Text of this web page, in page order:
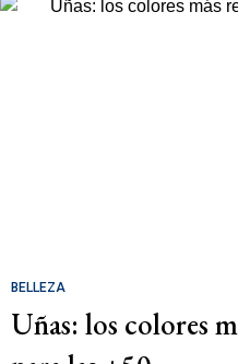
BELLEZA
Uñas: los colores